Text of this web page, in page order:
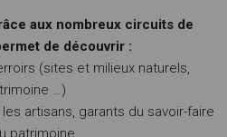
aux nombreux circuits de
de découvrir :
(sites et milieux naturels,
…)
artisans, garants du savoir-faire
patrimoine